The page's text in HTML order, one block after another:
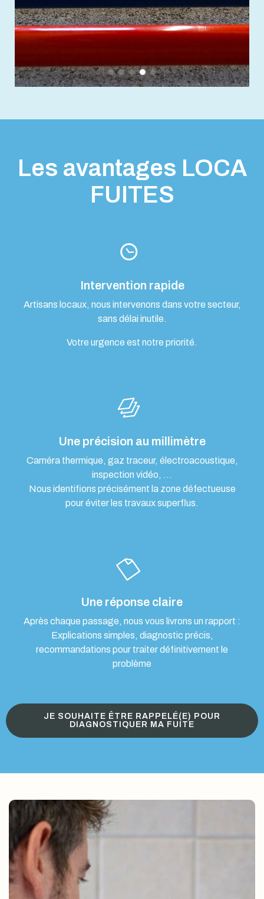
Les avantages LOCA
FUITES
Intervention rapide
Artisans locaux, nous intervenons dans votre secteur,
sans délai inutile.
Votre urgence est notre priorité.
Une précision au millimètre
Caméra thermique, gaz traceur, électroacoustique,
inspection vidéo, …
Nous identifions précisément la zone défectueuse
pour éviter les travaux superflus.
Une réponse claire
Après chaque passage, nous vous livrons un rapport :
Explications simples, diagnostic précis,
recommandations pour traiter définitivement le
problème
JE SOUHAITE ÊTRE RAPPELÉ(E) POUR
DIAGNOSTIQUER MA FUITE